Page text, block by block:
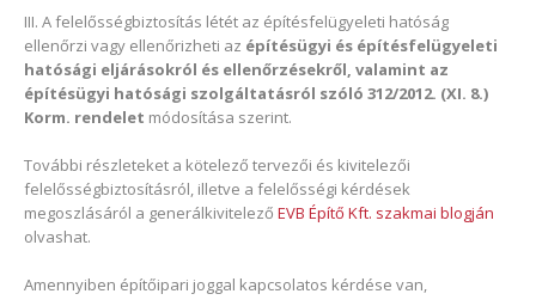
III. A felelősségbiztosítás létét az építésfelügyeleti hatóság
ellenőrzi vagy ellenőrizheti az építésügyi és építésfelügyeleti
hatósági eljárásokról és ellenőrzésekről, valamint az
építésügyi hatósági szolgáltatásról szóló 312/2012. (XI. 8.)
Korm. rendelet módosítása szerint.
További részleteket a kötelező tervezői és kivitelezői
felelősségbiztosításról, illetve a felelősségi kérdések
megoszlásáról a generálkivitelező EVB Építő Kft. szakmai blogján
olvashat.
Amennyiben építőipari joggal kapcsolatos kérdése van,